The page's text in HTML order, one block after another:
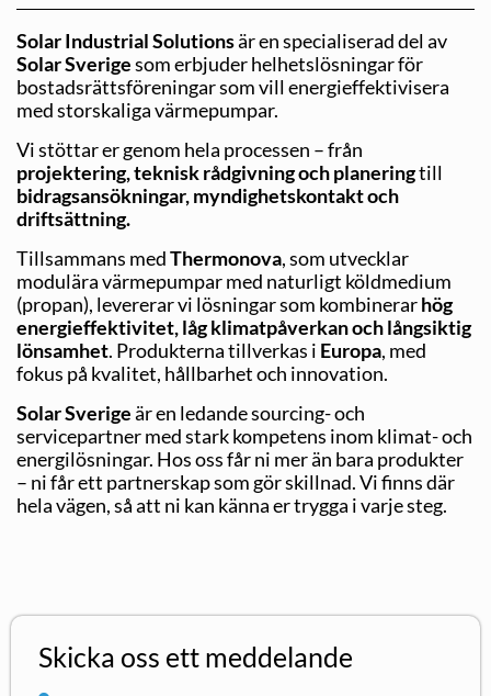
Solar Industrial Solutionsär en specialiserad del av
Solar Sverigesom erbjuder helhetslösningar för
bostadsrättsföreningar som vill energieffektivisera
med storskaliga värmepumpar.
Vi stöttar er genom hela processen – från
projektering, teknisk rådgivning och planeringtill
bidragsansökningar, myndighetskontakt och
driftsättning.
Tillsammans medThermonova, som utvecklar
modulära värmepumpar med naturligt köldmedium
(propan), levererar vi lösningar som kombinerarhög
energieffektivitet, låg klimatpåverkan och långsiktig
lönsamhet. Produkterna tillverkas i Europa, med
fokus på kvalitet, hållbarhet och innovation.
Solar Sverigeär en ledande sourcing- och
servicepartner med stark kompetens inom klimat- och
energilösningar. Hos oss får ni mer än bara produkter
– ni får ett partnerskap som gör skillnad. Vi finns där
hela vägen, så att ni kan känna er trygga i varje steg.
Skicka oss ett meddelande